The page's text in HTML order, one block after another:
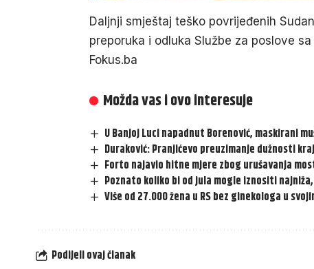
Daljnji smještaj teško povrijeđenih
preporuka i odluka Službe za poslove sa
Fokus.ba
Možda vas i ovo interesuje
U Banjoj Luci napadnut Borenović, maskirani
Duraković: Pranjićevo preuzimanje dužnosti
Forto najavio hitne mjere zbog urušavanja
Poznato koliko bi od jula mogle iznositi
Više od 27.000 žena u RS bez ginekologa u
Podijeli ovaj članak